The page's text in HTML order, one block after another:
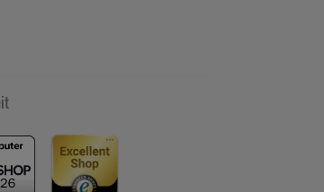
Beschwerden sowie neu
während der Anwendung
gegenüber bestimmten
Erwachsenen. Wirkstoff:
Enthält
Ihre Ärztin, Ihren Arzt oder in